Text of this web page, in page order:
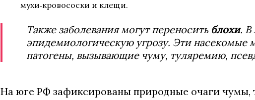
мухи‑кровососки и клещи.
Также заболевания могут переносить блохи. В
эпидемиологическую угрозу. Эти насекомые
патогены, вызывающие чуму, туляремию,
На юге РФ зафиксированы природные очаги